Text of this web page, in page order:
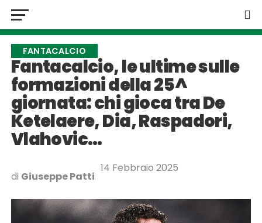
FANTACALCIO
Fantacalcio, le ultime sulle
formazioni della 25^
giornata: chi gioca tra De
Ketelaere, Dia, Raspadori,
Vlahovic…
di Giuseppe Patti
14 Febbraio 2025